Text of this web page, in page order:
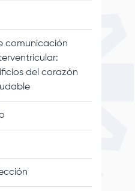
comunicación
del corazón